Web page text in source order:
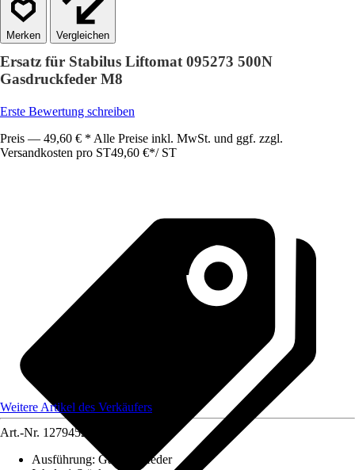
Vergleichen
Ersatz für Stabilus Liftomat 095273 500N
Gasdruckfeder M8
Erste Bewertung schreiben
Preis — 49,60 € * Alle Preise inkl. MwSt. und ggf. zzgl.
Versandkosten pro ST49,60 €*/ ST
Weitere Artikel des Verkäufers
Art.-Nr. 12794525
Ausführung: Gasdruckfeder